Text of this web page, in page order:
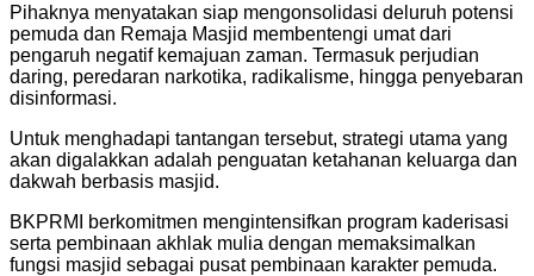
Pihaknya menyatakan siap mengonsolidasi deluruh potensi
pemuda dan Remaja Masjid membentengi umat dari
pengaruh negatif kemajuan zaman. Termasuk perjudian
daring, peredaran narkotika, radikalisme, hingga penyebaran
disinformasi.
Untuk menghadapi tantangan tersebut, strategi utama yang
akan digalakkan adalah penguatan ketahanan keluarga dan
dakwah berbasis masjid.
BKPRMI berkomitmen mengintensifkan program kaderisasi
serta pembinaan akhlak mulia dengan memaksimalkan
fungsi masjid sebagai pusat pembinaan karakter pemuda.